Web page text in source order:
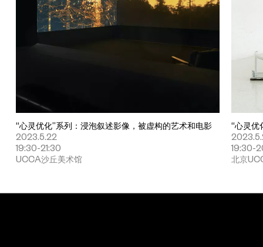
1983年生于法国佩皮尼昂，现生活工作于法国巴黎。大卫·杜阿尔
于2011年毕业于法国巴黎国立高等美术学院，现任教于巴黎-塞尔
集文本和诗歌，加以改造，并转化成其雕塑作品的源泉。大卫·杜阿
尔将语言作为创作材料，带入各种匿名、混乱、离间、病态、挫败
的诗句，以杂糅的方式重新定义这个诗歌空间。当他将真实世界千
步。
杜阿尔的重要个展包括：“O'Ti'Lulabies”（塞拉维斯当代美术馆，
波尔图，2022)；“O'Ti' Lulaby”（巴黎法兰西岛地区当代艺术基
金会，巴黎，2020）；米兰Battaglia艺术铸造厂项目空间
KURA（米兰，2018）；“群马”（布伦瑞克艺术博物馆，布伦瑞
包括：“欲望：从20世纪到数字时代的一次修正”（都柏林爱尔兰现
“心灵优化”系列：浸泡叙述影像，被虚构的艺术和电影
2023.5.22
19:30-21:30
UCCA沙丘美术馆
“心灵优
19:30-
北京